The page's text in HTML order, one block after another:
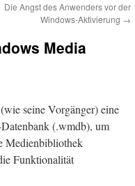
Die Angst des Anwenders vor der
Windows-Aktivierung →
Media
seine Vorgänger) eine
(.wmdb), um
Medienbibliothek
Funktionalität